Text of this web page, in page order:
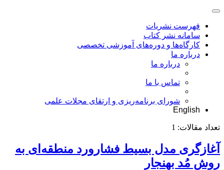
فهرست نشریات
سامانه نشر کتاب
کارگاه‌ها و دوره‌های آموزشی تخصصی
درباره ما
درباره ما
تماس با ما
شورای برنامه‌ریزی و ارتقای مجلات علمی
English
تعداد مقالات: 1
آغازگری مدل بسیط فشارورد منطقه‌ای به
روش مُد بهنجار